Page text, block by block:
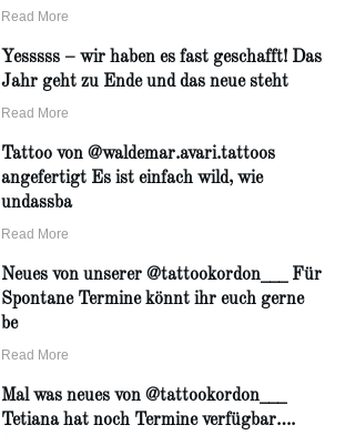
Read More
Yesssss – wir haben es fast geschafft! Das
Jahr geht zu Ende und das neue steht
Read More
Tattoo von @waldemar.avari.tattoos
angefertigt Es ist einfach wild, wie
undassba
Read More
Neues von unserer @tattookordon___ Für
Spontane Termine könnt ihr euch gerne
be
Read More
Mal was neues von @tattookordon___
Tetiana hat noch Termine verfügbar….